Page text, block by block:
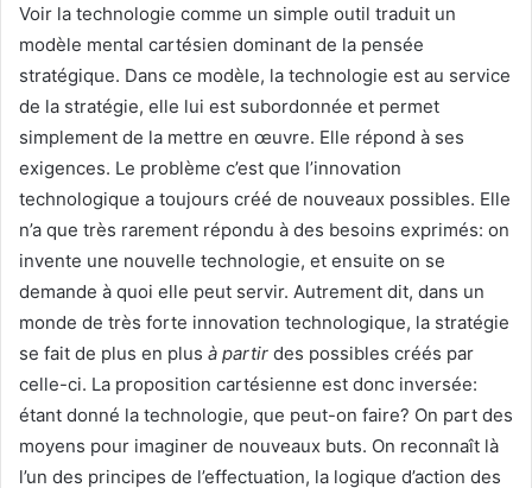
Voir la technologie comme un simple outil traduit un
modèle mental cartésien dominant de la pensée
stratégique. Dans ce modèle, la technologie est au service
de la stratégie, elle lui est subordonnée et permet
simplement de la mettre en œuvre. Elle répond à ses
exigences. Le problème c’est que l’innovation
technologique a toujours créé de nouveaux possibles. Elle
n’a que très rarement répondu à des besoins exprimés: on
invente une nouvelle technologie, et ensuite on se
demande à quoi elle peut servir. Autrement dit, dans un
monde de très forte innovation technologique, la stratégie
se fait de plus en plus à partir des possibles créés par
celle-ci. La proposition cartésienne est donc inversée:
étant donné la technologie, que peut-on faire? On part des
moyens pour imaginer de nouveaux buts. On reconnaît là
l’un des principes de l’effectuation, la logique d’action des